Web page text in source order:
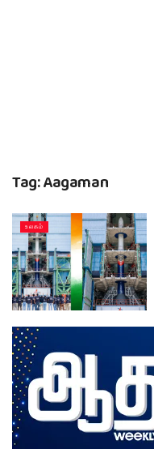
Tag:Aagaman
உலகம்